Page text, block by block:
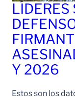
LÍDERES
Y 2026
Estos son los